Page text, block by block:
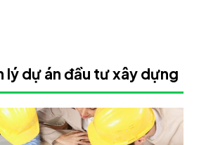
lý dự án đầu tư xây dựng